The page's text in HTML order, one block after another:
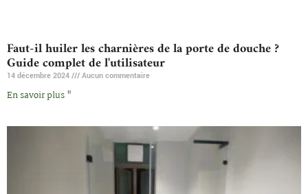
Faut-il huiler les charnières de la porte de douche ?
Guide complet de l'utilisateur
14 décembre 2024 Aucun commentaire
En savoir plus "